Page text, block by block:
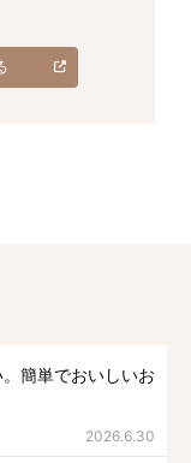
簡単でおいしいお
2026.6.30